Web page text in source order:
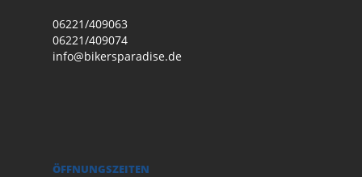
06221/409063
06221/409074
info@bikersparadise.de
ÖFFNUNGSZEITEN